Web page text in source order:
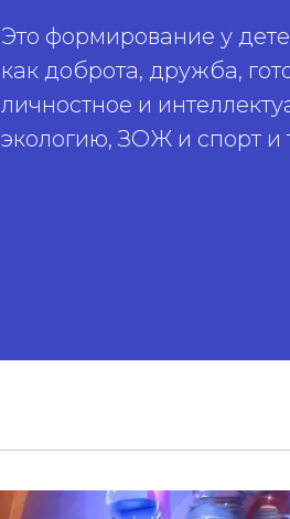
Это формирование у
как доброта, дружба,
личностное и
экологию, ЗОЖ и спорт и